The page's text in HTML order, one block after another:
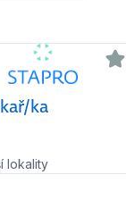
ka
lokality